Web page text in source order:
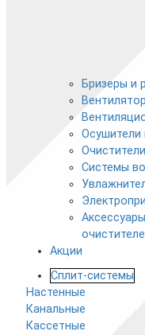
Бризеры и
Осушители
Системы
Акции
Сплит-системы
Настенные
Канальные
Кассетные